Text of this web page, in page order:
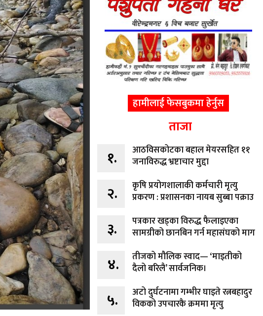
हामीलाई फेसबुकमा हेर्नुस
ताजा
१.
आठविसकोटका बहाल मेयरसहित ११
जनाविरुद्ध भ्रष्टाचार मुद्दा
२.
कृषि प्रयोगशालाकी कर्मचारी मृत्यु
प्रकरण : प्रशासनका नायब सुब्बा पक्राउ
३.
पत्रकार खड्का विरुद्ध फैलाइएका
सामग्रीको छानबिन गर्न महासंघको माग
४.
तीजको मौलिक स्वाद— ‘माइतीको
दैलो बरिलै’ सार्वजनिक।
५.
अटो दुर्घटनामा गम्भीर घाइते रत्नबहादुर
विकको उपचारकै क्रममा मृत्यु